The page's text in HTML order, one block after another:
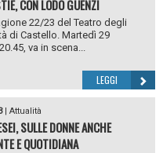
CON LODO GUENZI
22/23 del Teatro degli
di Castello. Martedì 29
va in scena...
LEGGI
| Attualità
SULLE DONNE ANCHE
E QUOTIDIANA